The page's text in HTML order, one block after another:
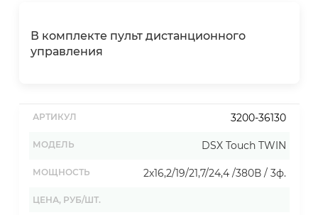
В комплекте пульт дистанционного
управления
3200-36130
DSX Touch TWIN
2х16,2/19/21,7/24,4 /380В / 3ф.